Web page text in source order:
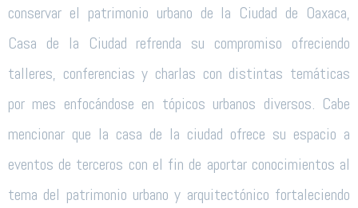
conservar el patrimonio urbano de la Ciudad de Oaxaca,
Casa de la Ciudad refrenda su compromiso ofreciendo
talleres, conferencias y charlas con distintas temáticas
por mes enfocándose en tópicos urbanos diversos. Cabe
mencionar que la casa de la ciudad ofrece su espacio a
eventos de terceros con el fin de aportar conocimientos al
tema del patrimonio urbano y arquitectónico fortaleciendo